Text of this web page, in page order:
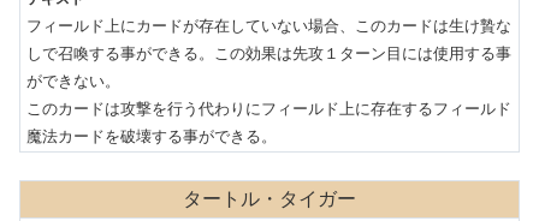
フィールド上にカードが存在していない場合、このカードは生け贄な
しで召喚する事ができる。この効果は先攻１ターン目には使用する事
ができない。
このカードは攻撃を行う代わりにフィールド上に存在するフィールド
魔法カードを破壊する事ができる。
タートル・タイガー